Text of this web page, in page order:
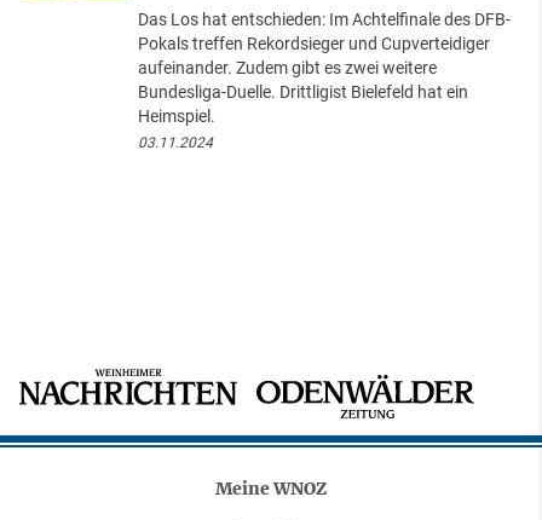
Das Los hat entschieden: Im Achtelfinale des DFB-
Pokals treffen Rekordsieger und Cupverteidiger
aufeinander. Zudem gibt es zwei weitere
Bundesliga-Duelle. Drittligist Bielefeld hat ein
Heimspiel.
03.11.2024
Meine WNOZ